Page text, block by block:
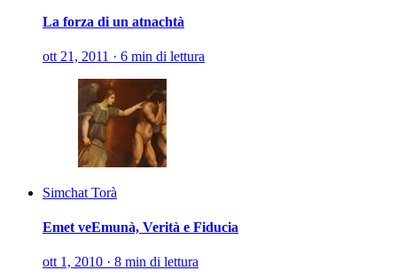
La forza di un atnachtà
ott 21, 2011 · 6 min di lettura
Simchat Torà
Emet veEmunà, Verità e Fiducia
ott 1, 2010 · 8 min di lettura